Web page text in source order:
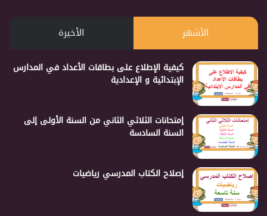
الأشهر الأخيرة
كيفية الإطلاع على بطاقات الأعداد في المدارس
الإبتدائية و الإعدادية
إمتحانات الثلاثي الثاني من السنة الأولى إلى
السنة السادسة
إصلاح الكتاب المدرسي رياضيات